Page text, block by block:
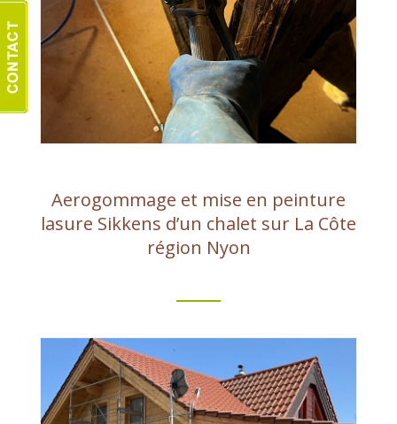
Aerogommage et mise en peinture
lasure Sikkens d’un chalet sur La Côte
région Nyon